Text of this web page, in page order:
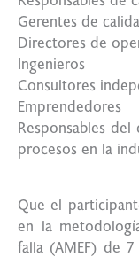
Gerentes de
Directores de
Ingenieros
Consultores
Emprendedores
Responsables
procesos en la
Que el
en la
falla (AMEF) de